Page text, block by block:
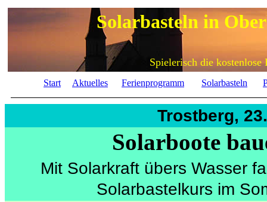
Solarbasteln in
Spielerisch die
Start Aktuelles Ferienprogramm Solarbasteln
Trostberg,
Solarboote
Mit Solarkraft übers Wasser
Solarbastelkurs im